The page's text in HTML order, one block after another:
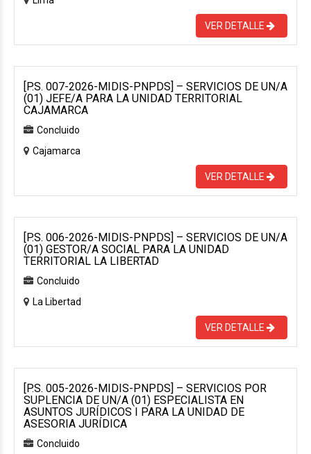
VER DETALLE
[P.S. 007-2026-MIDIS-PNPDS] – SERVICIOS DE UN/A
(01) JEFE/A PARA LA UNIDAD TERRITORIAL
CAJAMARCA
Concluido
Cajamarca
VER DETALLE
[P.S. 006-2026-MIDIS-PNPDS] – SERVICIOS DE UN/A
(01) GESTOR/A SOCIAL PARA LA UNIDAD
TERRITORIAL LA LIBERTAD
Concluido
La Libertad
VER DETALLE
[P.S. 005-2026-MIDIS-PNPDS] – SERVICIOS POR
SUPLENCIA DE UN/A (01) ESPECIALISTA EN
ASUNTOS JURÍDICOS I PARA LA UNIDAD DE
ASESORIA JURÍDICA
Concluido